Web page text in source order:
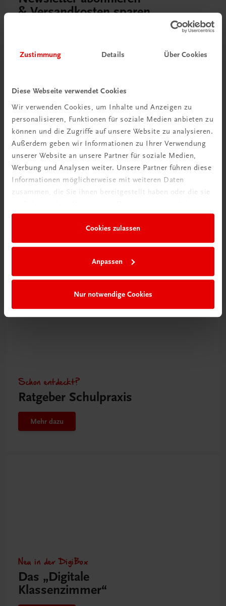
Zustimmung Details Über Cookies
Diese Webseite verwendet Cookies
Wir verwenden Cookies, um Inhalte und Anzeigen zu
personalisieren, Funktionen für soziale Medien anbieten zu
können und die Zugriffe auf unsere Website zu analysieren.
Außerdem geben wir Informationen zu Ihrer Verwendung
unserer Website an unsere Partner für soziale Medien,
Werbung und Analysen weiter. Unsere Partner führen diese
Informationen möglicherweise mit weiteren Daten
zusammen, die Sie ihnen bereitgestellt haben oder die sie
Cookies zulassen
Anpassen
Nur notwendige Cookies
& Versandkosten sparen
Neu zur DigiBox
Videos mit
Schon entdeckt?
Ratgeber Schulpraxis
Mehr dazu
Neu in der DigiBox
Das „Digitale
Klassenzimmer“